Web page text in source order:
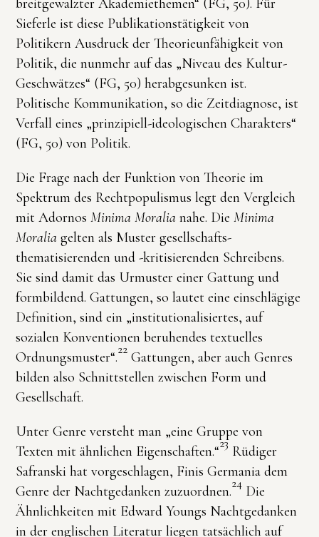
breitgewalzter Akademiethemen“ (FG, 50). Für
Sieferle ist diese Publikationstätigkeit von
Politikern Ausdruck der Theorieunfähigkeit von
Politik, die nunmehr auf das „Niveau des Kultur-
Geschwätzes“ (FG, 50) herabgesunken ist.
Politische Kommunikation, so die Zeitdiagnose, ist
Verfall eines „prinzipiell-ideologischen Charakters“
(FG, 50) von Politik.
Die Frage nach der Funktion von Theorie im
Spektrum des Rechtpopulismus legt den Vergleich
mit AdornosMinima Moralia nahe. DieMinima
Moralia gelten als Muster gesellschafts-
thematisierenden und -kritisierenden Schreibens.
Sie sind damit das Urmuster einer Gattung und
formbildend. Gattungen, so lautet eine einschlägige
Definition, sind ein „institutionalisiertes, auf
sozialen Konventionen beruhendes textuelles
Ordnungsmuster“.22 Gattungen, aber auch Genres
bilden also Schnittstellen zwischen Form und
Gesellschaft.
Unter Genre versteht man „eine Gruppe von
Texten mit ähnlichen Eigenschaften.“23 Rüdiger
Safranski hat vorgeschlagen, Finis Germania dem
Genre der Nachtgedanken zuzuordnen.24 Die
Ähnlichkeiten mit Edward Youngs Nachtgedanken
in der englischen Literatur liegen tatsächlich auf